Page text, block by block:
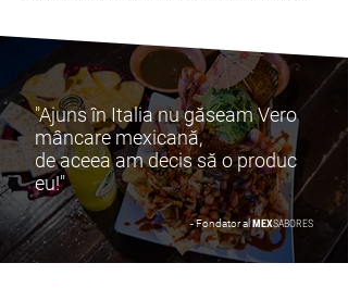
"Ajuns în Italia nu găseam Vero
mâncare mexicană,
de aceea am decis să o produc
eu!"
- Fondator alMEXSABORES